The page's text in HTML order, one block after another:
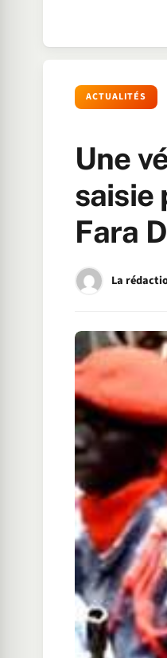
ACTUALITÉS
Une
saisie
Fara
La